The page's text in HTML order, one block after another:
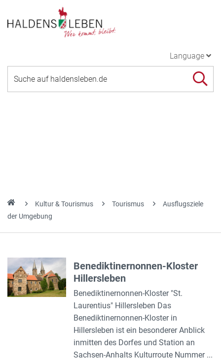
Language
Kultur & Tourismus Tourismus
Ausflugsziele
der Umgebung
Benediktinernonnen-Kloster
Hillersleben
Benediktinernonnen-Kloster "St.
Laurentius" Hillersleben Das
Benediktinernonnen-Kloster in
Hillersleben ist ein besonderer Anblick
inmitten des Dorfes und Station an
Sachsen-Anhalts Kulturroute Nummer ...